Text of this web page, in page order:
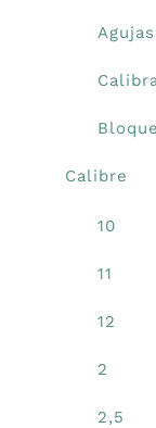
Calibre
10
11
12
2
2,5